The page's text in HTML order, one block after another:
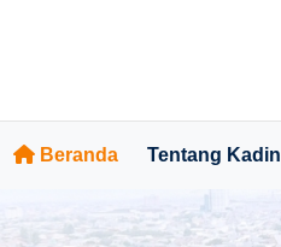
Beranda Tentang Kadin